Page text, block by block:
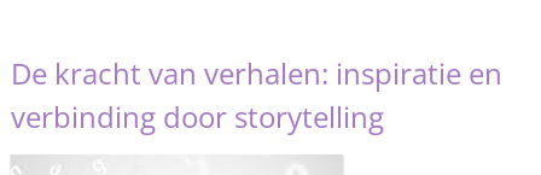
De kracht van verhalen: inspiratie en
verbinding door storytelling